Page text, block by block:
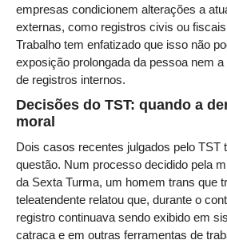
Atas de Sessões do Pleno
Audiências e Sessões
Calendário das Sessões da 1ª
Calendário das Sessões da 3ª
Carta de Serviços ao Cidadão
Cartilhas
Cadastro de Peritos,
empresas condicionem alterações a
externas, como registros civis ou
Trabalho tem enfatizado que isso não
exposição prolongada da pessoa nem
de registros internos.
Decisões do TST: quando a
moral
Dois casos recentes julgados pelo TST
questão. Num processo decidido pela
da Sexta Turma, um homem trans que
teleatendente relatou que, durante o
registro continuava sendo exibido em
catraca e em outras ferramentas de